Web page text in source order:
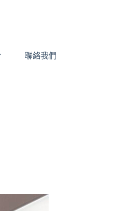
聯絡我們